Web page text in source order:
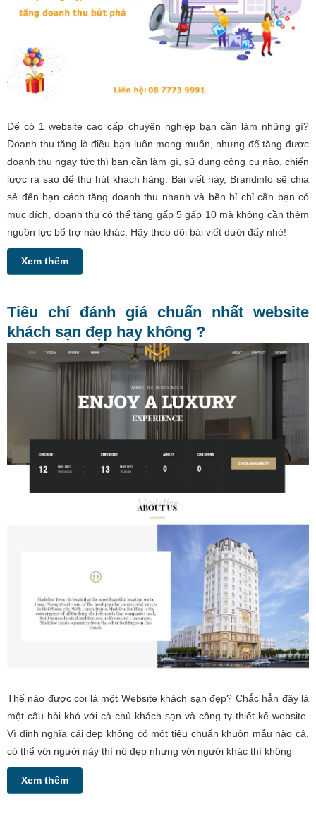
Để có 1 website cao cấp chuyên nghiệp bạn cần làm những gì?
Doanh thu tăng là điều bạn luôn mong muốn, nhưng để tăng được
doanh thu ngay tức thì bạn cần làm gì, sử dụng công cụ nào, chiến
lược ra sao để thu hút khách hàng. Bài viết này, Brandinfo sẽ chia
sẻ đến bạn cách tăng doanh thu nhanh và bền bỉ chỉ cần bạn có
mục đích, doanh thu có thể tăng gấp 5 gấp 10 mà không cần thêm
nguồn lực bổ trợ nào khác. Hãy theo dõi bài viết dưới đấy nhé!
Xem thêm
Tiêu chí đánh giá chuẩn nhất website
khách sạn đẹp hay không ?
Thế nào được coi là một Website khách sạn đẹp? Chắc hẳn đây là
một câu hỏi khó với cả chủ khách sạn và công ty thiết kế website.
Vì định nghĩa cái đẹp không có một tiêu chuẩn khuôn mẫu nào cả,
có thể với người này thì nó đẹp nhưng với người khác thì không
Xem thêm